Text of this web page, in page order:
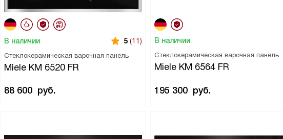
Стеклокерамическая варочная панель
Miele KM 6520 FR
В наличии 5 (11)
88 600 руб.
Стеклокерамическая варочная панель
Miele KM 6564 FR
В наличии
195 300 руб.